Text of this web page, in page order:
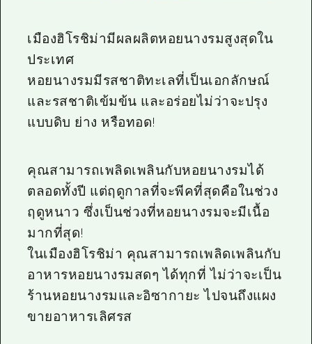
เมืองฮิโรชิม่ามีผลผลิตหอยนางรมสูงสุดใน
ประเทศ
หอยนางรมมีรสชาติทะเลที่เป็นเอกลักษณ์
และรสชาติเข้มข้น และอร่อยไม่ว่าจะปรุง
แบบดิบ ย่าง หรือทอด!
คุณสามารถเพลิดเพลินกับหอยนางรมได้
ตลอดทั้งปี แต่ฤดูกาลที่จะพีคที่สุดคือในช่วง
ฤดูหนาว ซึ่งเป็นช่วงที่หอยนางรมจะมีเนื้อ
มากที่สุด!
ในเมืองฮิโรชิม่า คุณสามารถเพลิดเพลินกับ
อาหารหอยนางรมสดๆ ได้ทุกที่ ไม่ว่าจะเป็น
ร้านหอยนางรมและอิซากายะ ไปจนถึงแผง
ขายอาหารเลิศรส